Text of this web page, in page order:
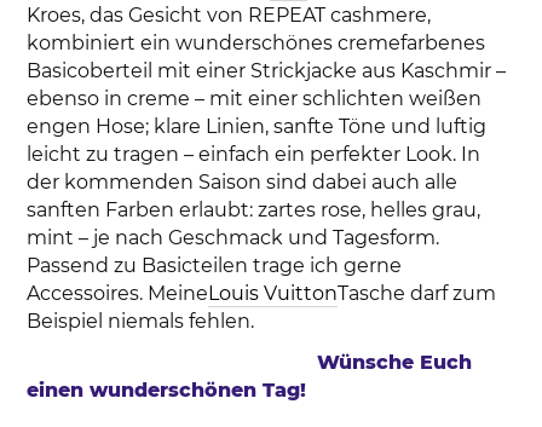
Kroes, das Gesicht von REPEAT cashmere,
kombiniert ein wunderschönes cremefarbenes
Basicoberteil mit einer Strickjacke aus Kaschmir –
ebenso in creme – mit einer schlichten weißen
engen Hose; klare Linien, sanfte Töne und luftig
leicht zu tragen – einfach ein perfekter Look. In
der kommenden Saison sind dabei auch alle
sanften Farben erlaubt: zartes rose, helles grau,
mint – je nach Geschmack und Tagesform.
Passend zu Basicteilen trage ich gerne
Accessoires. MeineLouis VuittonTasche darf zum
Beispiel niemals fehlen.
Wünsche Euch
einen wunderschönen Tag!